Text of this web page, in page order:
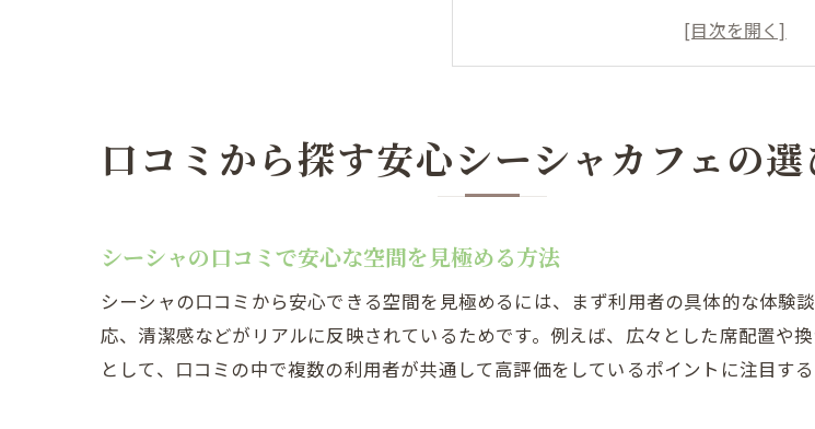
シーシャ初心者が安心できる
シーシャカフェの雰囲気や個
シーシャカフェでリラックス
シーシャ未経験でも楽しめるカフ
初めてのシーシャ体験で重視す
シーシャのフレーバー選びと
スタッフの丁寧な説明が安心
シーシャカフェの口コミが初
口コミから探す安心シーシャカフェの選
シーシャの口コミで安心な空間を見極める方法
シーシャの口コミから安心できる空間を見極めるには、まず利用者の具体的な体験
応、清潔感などがリアルに反映されているためです。例えば、広々とした席配置や
として、口コミの中で複数の利用者が共通して高評価をしているポイントに注目す